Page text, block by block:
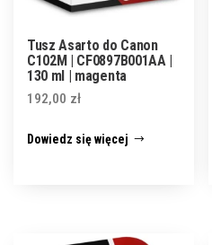
Tusz Asarto do Canon
C102M | CF0897B001AA |
130 ml | magenta
192,00 zł
Dowiedz się więcej